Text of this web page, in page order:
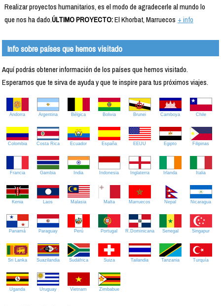
Realizar proyectos humanitarios, es el modo de agradecerle al mundo lo
que nos ha dado.ÚLTIMO PROYECTO:El Khorbat, Marruecos + info
Info sobre países que hemos visitado
Aquí podrás obtener información de los países que hemos visitado.
Esperamos que te sirva de ayuda y que te inspire para tus próximos viajes.
Andorra Argentina Bélgica Bolivia Brunei Camboya Chile
Colombia Costa Rica Ecuador España EEUU Egipto Filipinas
Francia Gambia India Indonesia Inglaterra Irlanda Italia
Kenia Laos Malasia Malta Marruecos Nepal Nicaragua
Panamá Paraguay Perú Portugal R.Dominicana Senegal Singapur
Sri Lanka Suazilandia Sudáfrica Suiza Tailandia Tanzania Turquía
Uganda Uruguay Vietnam Zimbabue